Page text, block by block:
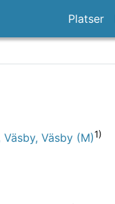
Platser
Väsby (M)1)